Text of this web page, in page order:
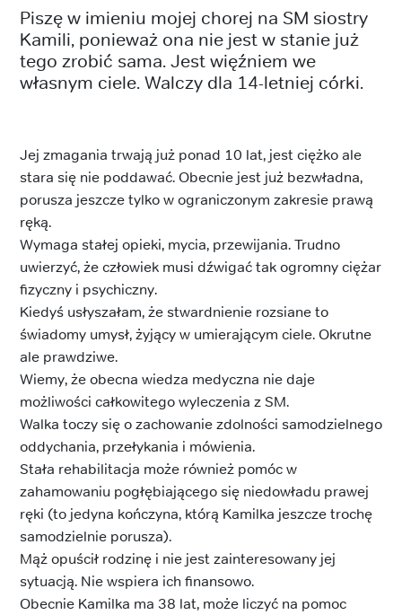
Piszę w imieniu mojej chorej na SM siostry
Kamili, ponieważ ona nie jest w stanie już
tego zrobić sama. Jest więźniem we
własnym ciele. Walczy dla 14-letniej córki.
Jej zmagania trwają już ponad 10 lat, jest ciężko ale
stara się nie poddawać. Obecnie jest już bezwładna,
porusza jeszcze tylko w ograniczonym zakresie prawą
ręką.
Wymaga stałej opieki, mycia, przewijania. Trudno
uwierzyć, że człowiek musi dźwigać tak ogromny ciężar
fizyczny i psychiczny.
Kiedyś usłyszałam, że stwardnienie rozsiane to
świadomy umysł, żyjący w umierającym ciele. Okrutne
ale prawdziwe.
Wiemy, że obecna wiedza medyczna nie daje
możliwości całkowitego wyleczenia z SM.
Walka toczy się o zachowanie zdolności samodzielnego
oddychania, przełykania i mówienia.
Stała rehabilitacja może również pomóc w
zahamowaniu pogłębiającego się niedowładu prawej
ręki (to jedyna kończyna, którą Kamilka jeszcze trochę
samodzielnie porusza).
Mąż opuścił rodzinę i nie jest zainteresowany jej
sytuacją. Nie wspiera ich finansowo.
Obecnie Kamilka ma 38 lat, może liczyć na pomoc